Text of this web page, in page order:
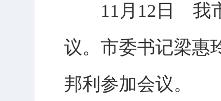
11月12日 我市
议。市委书记梁惠
邦利参加会议。